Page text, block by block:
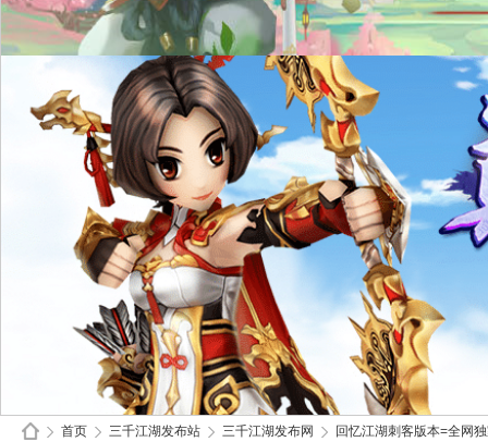
首页 三千江湖发布站 三千江湖发布网 回忆江湖刺客版本=全网